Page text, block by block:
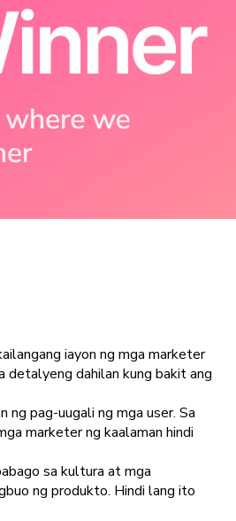
iayon ng mga marketer
detalyeng dahilan kung bakit ang
ng pag-uugali ng mga user. Sa
marketer ng kaalaman hindi
sa kultura at mga
ng produkto. Hindi lang ito